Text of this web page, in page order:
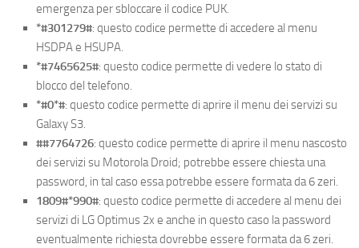
emergenza per sbloccare il codice PUK.
*#301279#: questo codice permette di accedere al menu
HSDPA e HSUPA.
*#7465625#: questo codice permette di vedere lo stato di
blocco del telefono.
*#0*#: questo codice permette di aprire il menu dei servizi su
Galaxy S3.
##7764726: questo codice permette di aprire il menu nascosto
dei servizi su Motorola Droid; potrebbe essere chiesta una
password, in tal caso essa potrebbe essere formata da 6 zeri.
1809#*990#: questo codice permette di accedere al menu dei
servizi di LG Optimus 2x e anche in questo caso la password
eventualmente richiesta dovrebbe essere formata da 6 zeri.